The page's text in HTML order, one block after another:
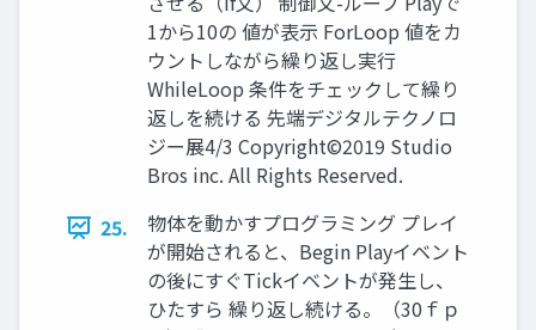
1から10の 値が表示 ForLoop 値をカ
ウントしながら繰り返し実行
WhileLoop 条件をチェックして繰り
返しを続ける 先端デジタルテクノロ
ジー展4/3 Copyright©2019 Studio
Bros inc. All Rights Reserved.
25.
物体を動かすプログラミング プレイ
が開始されると、Begin Playイベント
の後にすぐTickイベントが発生し、
ひたすら 繰り返し続ける。（30ｆｐ